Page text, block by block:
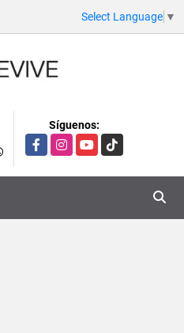
Select Language ▼
Síguenos:
FacebookInstagramYouTubeTikTok